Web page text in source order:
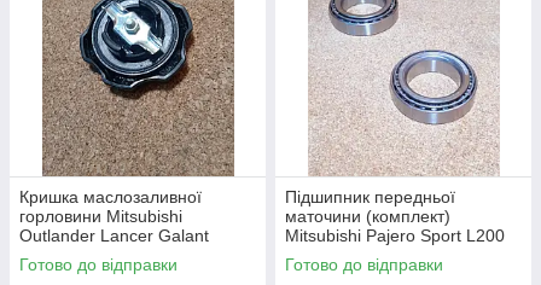
Кришка маслозаливної
горловини Mitsubishi
Outlander Lancer Galant
Grandis Pajero Canter Delica
Митсубиси Мицубиши
Готово до відправки
Підшипник передньої
маточини (комплект)
Mitsubishi Pajero Sport L200
L400 Митсубиси Мицубиши
Мітсубісі Паджеро Спорт
Готово до відправки